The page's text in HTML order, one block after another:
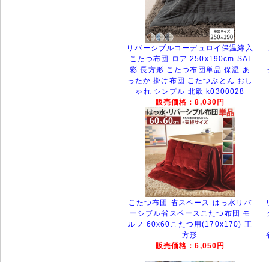
リバーシブルコーデュロイ保温綿入
こたつ布団 ロア 250x190cm SAI
彩 長方形 こたつ布団単品 保温 あ
ったか 掛け布団 こたつぶとん おし
ゃれ シンプル 北欧 k0300028
販売価格：8,030円
こたつ布団 省スペース はっ水リバ
ーシブル省スペースこたつ布団 モ
ルフ 60x60こたつ用(170x170) 正
方形
販売価格：6,050円